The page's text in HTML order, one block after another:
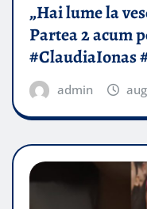
„Hai lume la
Partea 2 acum
#ClaudiaIonas
admin